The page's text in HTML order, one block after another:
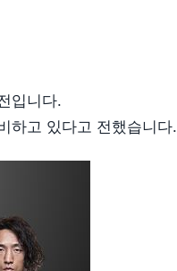
입니다.
하고 있다고 전했습니다.